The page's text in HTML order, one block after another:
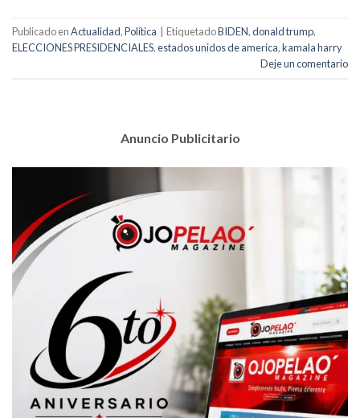
Publicado enActualidad,Política EtiquetadoBIDEN,donald trump,
ELECCIONES PRESIDENCIALES,estados unidos de america,kamala harry
Deje un comentario
Anuncio Publicitario